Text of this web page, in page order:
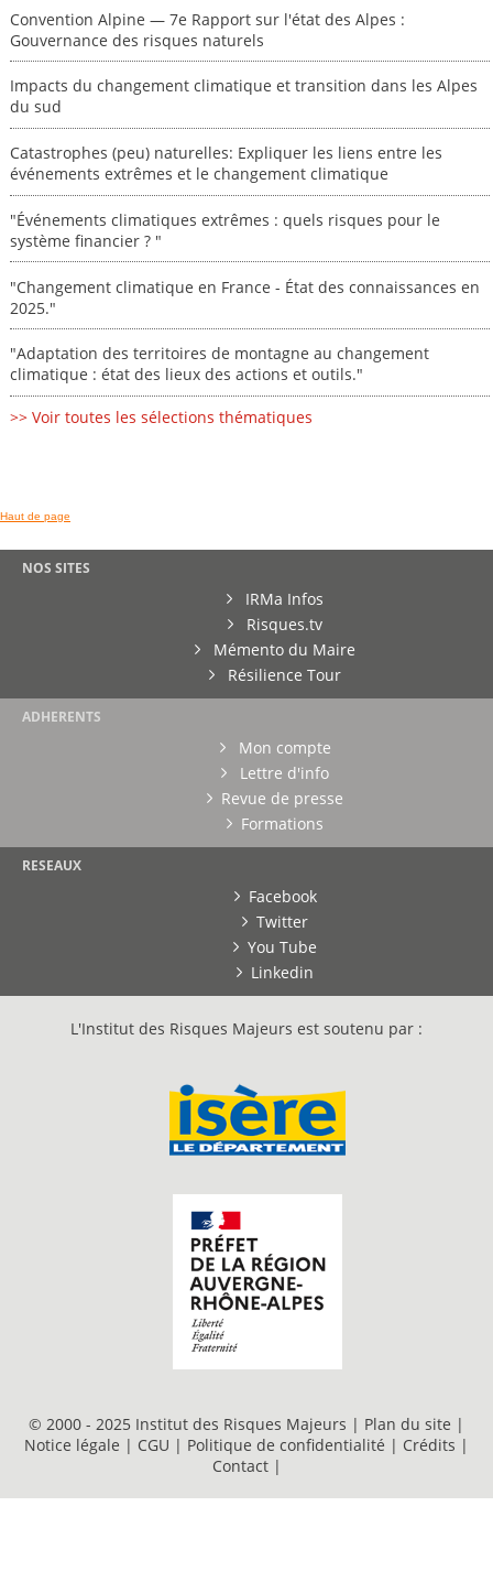
Convention Alpine — 7e Rapport sur l'état des Alpes :
Gouvernance des risques naturels
Impacts du changement climatique et transition dans les Alpes
du sud
Catastrophes (peu) naturelles: Expliquer les liens entre les
événements extrêmes et le changement climatique
"Événements climatiques extrêmes : quels risques pour le
système financier ? "
"Changement climatique en France - État des connaissances en
2025."
"Adaptation des territoires de montagne au changement
climatique : état des lieux des actions et outils."
>> Voir toutes les sélections thématiques
Haut de page
NOS SITES
IRMa Infos
Risques.tv
Mémento du Maire
Résilience Tour
ADHERENTS
Mon compte
Lettre d'info
Revue de presse
Formations
RESEAUX
Facebook
Twitter
You Tube
Linkedin
L'Institut des Risques Majeurs est soutenu par :
© 2000 - 2025 Institut des Risques Majeurs | Plan du site |
Notice légale | CGU | Politique de confidentialité | Crédits |
Contact |